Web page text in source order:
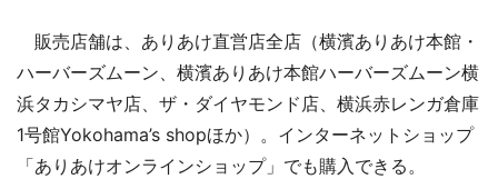
販売店舗は、ありあけ直営店全店（横濱ありあけ本館・
ハーバーズムーン、横濱ありあけ本館ハーバーズムーン横
浜タカシマヤ店、ザ・ダイヤモンド店、横浜赤レンガ倉庫
1号館Yokohama’s shopほか）。インターネットショップ
「ありあけオンラインショップ」でも購入できる。